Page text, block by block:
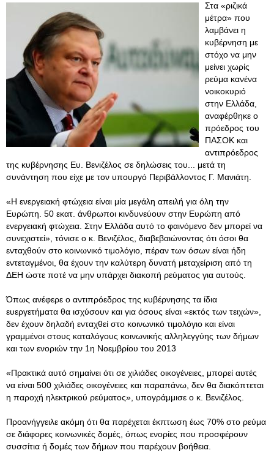
Στα «ριζικά
μέτρα» που
λαμβάνει η
κυβέρνηση με
στόχο να μην
μείνει χωρίς
ρεύμα κανένα
νοικοκυριό
στην Ελλάδα,
αναφέρθηκε ο
πρόεδρος του
ΠΑΣΟΚ και
αντιπρόεδρος
της κυβέρνησης Ευ. Βενιζέλος σε δηλώσεις του... μετά τη
συνάντηση που είχε με τον υπουργό Περιβάλλοντος Γ. Μανιάτη.
«Η ενεργειακή φτώχεια είναι μία μεγάλη απειλή για όλη την
Ευρώπη. 50 εκατ. άνθρωποι κινδυνεύουν στην Ευρώπη από
ενεργειακή φτώχεια. Στην Ελλάδα αυτό το φαινόμενο δεν μπορεί να
συνεχιστεί», τόνισε ο κ. Βενιζέλος, διαβεβαιώνοντας ότι όσοι θα
ενταχθούν στο κοινωνικό τιμολόγιο, πέραν των όσων είναι ήδη
εντεταγμένοι, θα έχουν την καλύτερη δυνατή μεταχείριση από τη
ΔΕΗ ώστε ποτέ να μην υπάρχει διακοπή ρεύματος για αυτούς.
Όπως ανέφερε ο αντιπρόεδρος της κυβέρνησης τα ίδια
ευεργετήματα θα ισχύσουν και για όσους είναι «εκτός των τειχών»,
δεν έχουν δηλαδή ενταχθεί στο κοινωνικό τιμολόγιο και είναι
γραμμένοι στους καταλόγους κοινωνικής αλληλεγγύης των δήμων
και των ενοριών την 1η Νοεμβρίου του 2013
«Πρακτικά αυτό σημαίνει ότι σε χιλιάδες οικογένειες, μπορεί αυτές
να είναι 500 χιλιάδες οικογένειες και παραπάνω, δεν θα διακόπτεται
η παροχή ηλεκτρικού ρεύματος», υπογράμμισε ο κ. Βενιζέλος.
Προανήγγειλε ακόμη ότι θα παρέχεται έκπτωση έως 70% στο ρεύμα
σε διάφορες κοινωνικές δομές, όπως ενορίες που προσφέρουν
συσσίτια ή δομές των δήμων που παρέχουν βοήθεια.